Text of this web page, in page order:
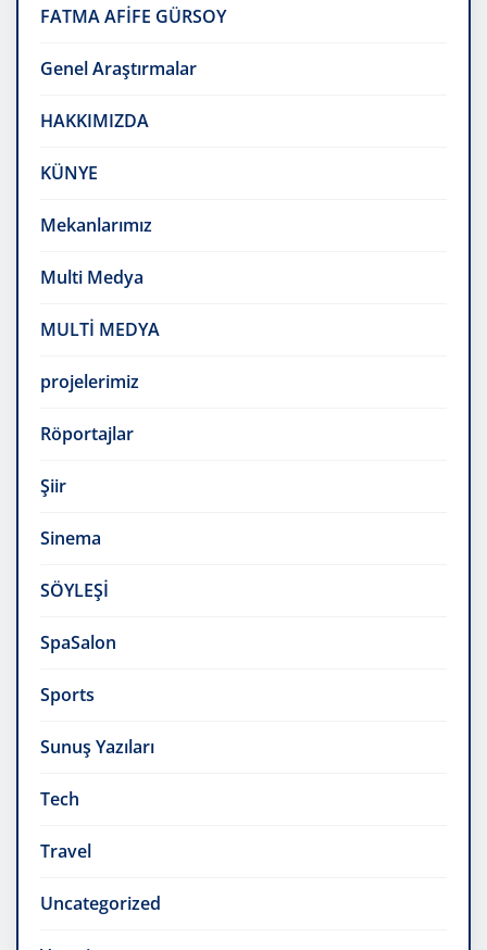
FATMA AFİFE GÜRSOY
Genel Araştırmalar
HAKKIMIZDA
KÜNYE
Mekanlarımız
Multi Medya
MULTİ MEDYA
projelerimiz
Röportajlar
Şiir
Sinema
SÖYLEŞİ
SpaSalon
Sports
Sunuş Yazıları
Tech
Travel
Uncategorized